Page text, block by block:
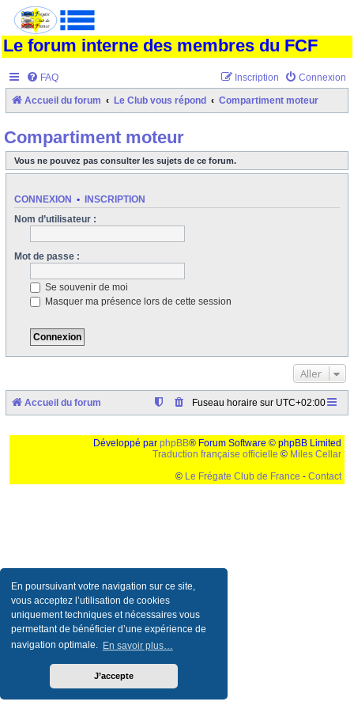
En poursuivant votre navigation sur ce site,
vous acceptez l’utilisation de cookies
uniquement techniques et nécessaires vous
permettant de bénéficier d’une expérience de
navigation optimale. En savoir plus…
J’accepte
Le forum interne des membres du FCF
FAQ Connexion
Inscription
Accueil du forum Le Club vous répond Compartiment moteur
Compartiment moteur
Vous ne pouvez pas consulter les sujets de ce forum.
CONNEXION • INSCRIPTION
Nom d’utilisateur :
Mot de passe :
Se souvenir de moi
Masquer ma présence lors de cette session
Aller
Accueil du forum Fuseau horaire sur UTC+02:00
Développé par phpBB® Forum Software © phpBB Limited
Traduction française officielle © Miles Cellar
© Le Frégate Club de France - Contact